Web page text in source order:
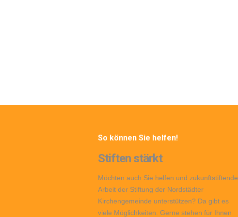
So können Sie helfen!
Stiften stärkt
Möchten auch Sie helfen und zukunftstiftende
Arbeit der Stiftung der Nordstädter
Kirchengemeinde unterstützen? Da gibt es
viele Möglichkeiten. Gerne stehen für Ihnen